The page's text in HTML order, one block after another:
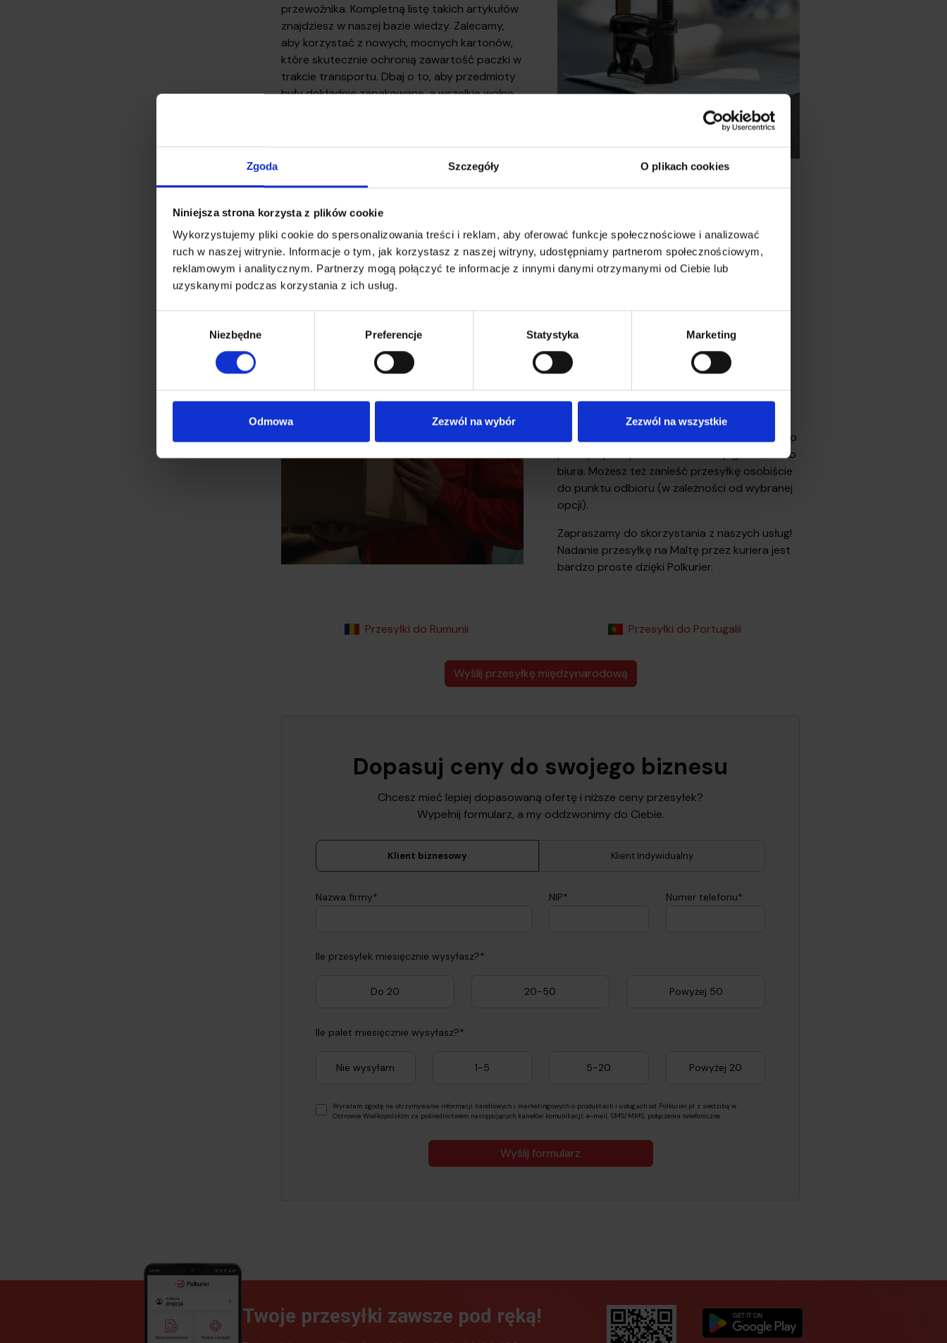
Zgoda Szczegóły O plikach cookies
Niniejsza strona korzysta z plików cookie
Wykorzystujemy pliki cookie do spersonalizowania treści i reklam, aby oferować funkcje społecznościowe i analizować
ruch w naszej witrynie. Informacje o tym, jak korzystasz z naszej witryny, udostępniamy partnerom społecznościowym,
reklamowym i analitycznym. Partnerzy mogą połączyć te informacje z innymi danymi otrzymanymi od Ciebie lub
uzyskanymi podczas korzystania z ich usług.
Niezbędne Preferencje Statystyka Marketing
Odmowa Zezwól na wybór Zezwól na wszystkie
przewoźnika. Kompletną listę takich artykułów
znajdziesz w naszej bazie wiedzy. Zalecamy,
aby korzystać z nowych, mocnych kartonów,
które skutecznie ochronią zawartość paczki w
trakcie transportu. Dbaj o to, aby przedmioty
były dokładnie zapakowane, a wszelkie wolne
powietrzne, czy folia bąbelkowa. Taki sposób
pakowania zapewnia ochronę przed
Sprawdź sposoby pakowania w DPD >
Gdy przesyłka na Maltę jest gotowa do
wysyłki, zamówienie kuriera jest równie łatwe.
Wystarczy, że zalogujesz się na stronie,
podasz wszystkie niezbędne informacje,
wydrukujesz list przewozowy i przygotujesz
paczkę do odbioru. Kurier może przyjechać po
przesyłkę bezpośrednio do Twojego domu lub
biura. Możesz też zanieść przesyłkę osobiście
do punktu odbioru (w zależności od wybranej
opcji).
Zapraszamy do skorzystania z naszych usług!
Nadanie przesyłkę na Maltę przez kuriera jest
bardzo proste dzięki Polkurier.
Przesyłki do Rumunii Przesyłki do Portugalii
Wyślij przesyłkę międzynarodową
Dopasuj ceny do swojego biznesu
Chcesz mieć lepiej dopasowaną ofertę i niższe ceny przesyłek?
Wypełnij formularz, a my oddzwonimy do Ciebie.
Klient biznesowy Klient Indywidualny
Nazwa firmy* NIP* Numer telefonu*
Ile przesyłek miesięcznie wysyłasz?*
Do 20 20-50 Powyżej 50
Ile palet miesięcznie wysyłasz?*
Nie wysyłam 1-5 5-20 Powyżej 20
Wyrażam zgodę na otrzymywanie informacji handlowych i marketingowych o produktach i usługach od Polkurier.pl z siedzibą w
Ostrowie Wielkopolskim za pośrednictwem następujących kanałów komunikacji: e-mail, SMS/MMS, połączenia telefoniczne.
Wyślij formularz
Twoje przesyłki zawsze pod ręką!